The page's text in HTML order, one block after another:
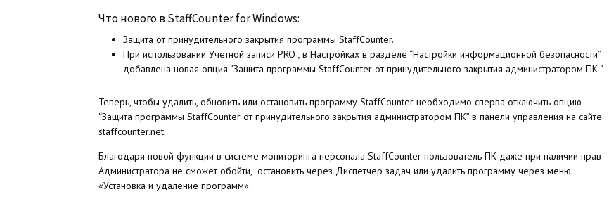
Что нового в StaffCounter for Windows:
Защита от принудительного закрытия программы StaffCounter.
При использовании Учетной записи PRO , в Настройках в разделе “Настройки информационной безопасности”
добавлена новая опция “Защита программы StaffCounter от принудительного закрытия администратором ПК “.
Теперь, чтобы удалить, обновить или остановить программу StaffCounter необходимо сперва отключить опцию
“Защита программы StaffCounter от принудительного закрытия администратором ПК” в панели управления на сайте
staffcounter.net.
Благодаря новой функции в системе мониторинга персонала StaffCounter пользователь ПК даже при наличии прав
Администратора не сможет обойти, остановить через Диспетчер задач или удалить программу через меню
«Установка и удаление программ».